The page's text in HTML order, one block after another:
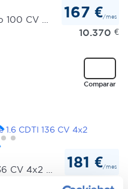
167 €/mes
10.370 €
Comparar
181 €/mes
11.590